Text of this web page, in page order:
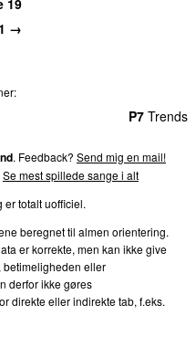
→
P7 Trends
. Feedback? Send mig en mail!
Se mest spillede sange i alt
er totalt uofficiel.
beregnet til almen orientering.
er korrekte, men kan ikke give
eller
derfor ikke gøres
direkte eller indirekte tab, f.eks.